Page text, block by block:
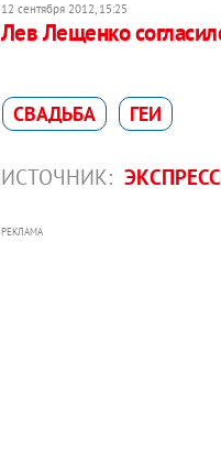
12 сентября 2012, 15:25
Лев Лещенко
СВАДЬБА ГЕИ
ИСТОЧНИК:
РЕКЛАМА